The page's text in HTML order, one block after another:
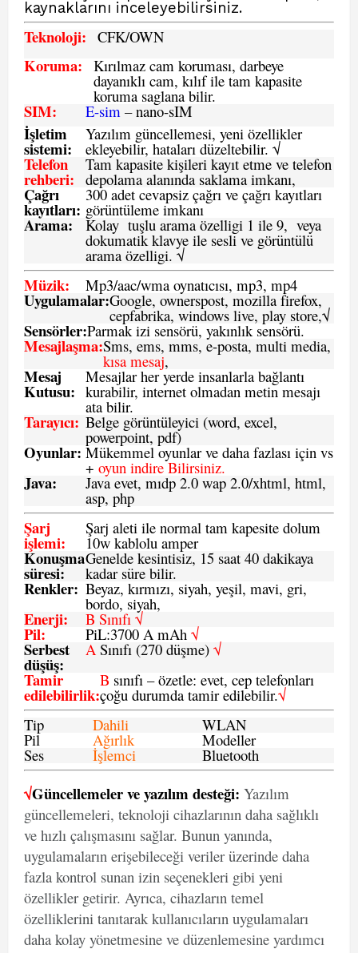
kaynaklarını inceleyebilirsiniz.
Teknoloji: CFK/OWN
Koruma: Kırılmaz cam koruması, darbeye
dayanıklı cam, kılıf ile tam kapasite
koruma saglana bilir.
SIM: E-sim – nano-sIM
İşletim
sistemi:
Yazılım güncellemesi, yeni özellikler
ekleyebilir, hataları düzeltebilir. √
Telefon
rehberi:
Tam kapasite kişileri kayıt etme ve telefon
depolama alanında saklama imkanı,
Çağrı
kayıtları:
300 adet cevapsiz çağrı ve çağrı kayıtları
görüntüleme imkanı
Arama: Kolay tuşlu arama özelligi 1 ile 9, veya
dokumatik klavye ile sesli ve görüntülü
arama özelligi. √
Müzik: Mp3/aac/wma oynatıcısı, mp3, mp4
Uygulamalar:Google, ownerspost, mozilla firefox,
cepfabrika, windows live, play store,√
Sensörler:Parmak izi sensörü, yakınlık sensörü.
Mesajlaşma:Sms, ems, mms, e-posta, multi media,
kısa mesaj,
Mesaj
Kutusu:
Mesajlar her yerde insanlarla bağlantı
kurabilir, internet olmadan metin mesajı
ata bilir.
Tarayıcı: Belge görüntüleyici (word, excel,
powerpoint, pdf)
Oyunlar: Mükemmel oyunlar ve daha fazlası için vs
+ oyun indire Bilirsiniz.
Java: Java evet, mıdp 2.0 wap 2.0/xhtml, html,
asp, php
Şarj
işlemi:
Şarj aleti ile normal tam kapesite dolum
10w kablolu amper
Konuşma
süresi:
Genelde kesintisiz, 15 saat 40 dakikaya
kadar süre bilir.
Renkler: Beyaz, kırmızı, siyah, yeşil, mavi, gri,
bordo, siyah,
Enerji: B Sınıfı √
Pil: PiL:3700 A mAh √
Serbest
düşüş:
ASınıfı (270 düşme) √
Tamir
edilebilirlik:
B sınıfı – özetle: evet, cep telefonları
çoğu durumda tamir edilebilir.√
Tip
Dahili WLAN
Pil Ağırlık Modeller
Ses İşlemci Bluetooth
√Güncellemeler ve yazılım desteği: Yazılım
güncellemeleri, teknoloji cihazlarının daha sağlıklı
ve hızlı çalışmasını sağlar. Bunun yanında,
uygulamaların erişebileceği veriler üzerinde daha
fazla kontrol sunan izin seçenekleri gibi yeni
özellikler getirir. Ayrıca, cihazların temel
özelliklerini tanıtarak kullanıcıların uygulamaları
daha kolay yönetmesine ve düzenlemesine yardımcı